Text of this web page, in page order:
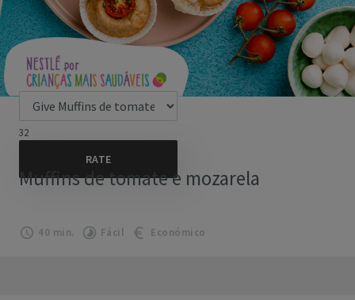
32
Muffins de tomate e mozarela
40 min. Fácil Económico